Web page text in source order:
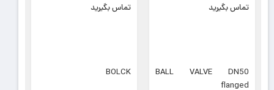
تماس بگیرید
BALL VALVE DN50
flanged
تماس بگیرید
BOLCK